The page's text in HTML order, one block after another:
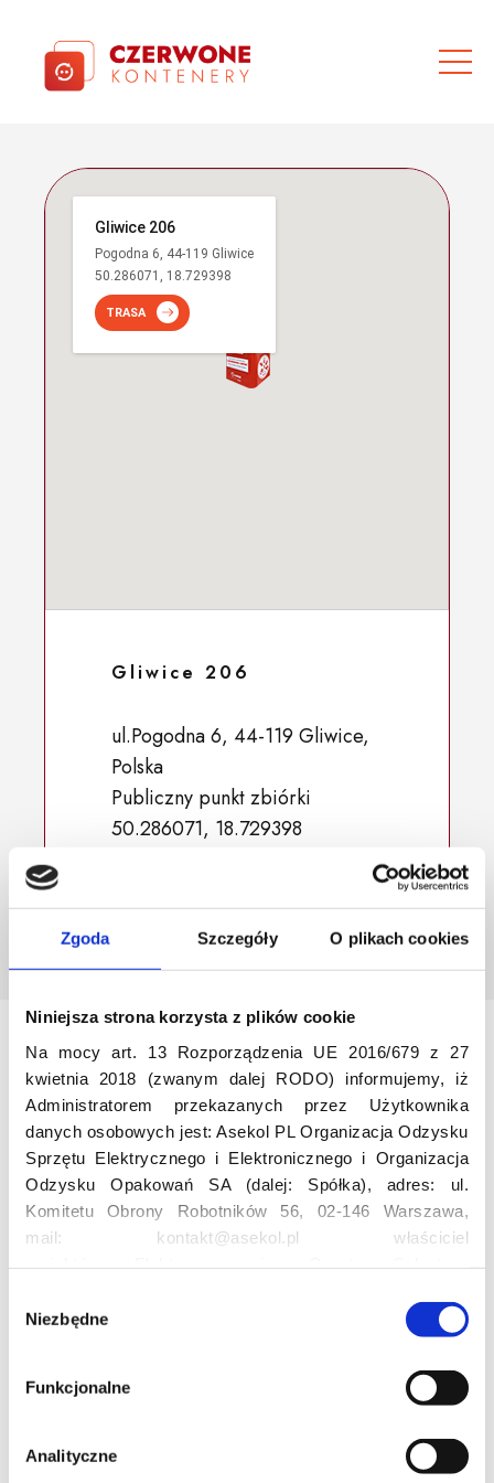
Zgoda Szczegóły O plikach cookies
Niniejsza strona korzysta z plików cookie
Na mocy art. 13 Rozporządzenia UE 2016/679 z 27
kwietnia 2018 (zwanym dalej RODO) informujemy, iż
Administratorem przekazanych przez Użytkownika
danych osobowych jest: Asekol PL Organizacja Odzysku
Sprzętu Elektrycznego i Elektronicznego i Organizacja
Odzysku Opakowań SA (dalej: Spółka), adres: ul.
Komitetu Obrony Robotników 56, 02-146 Warszawa,
mail: kontakt@asekol.pl właściciel
Asekolove. Administrator przetwarza następujące dane
osobowe Użytkowników: imię, nazwisko, adres e-mail,
numer telefonu, miasto, preferencje Użytkownika,
lokalizacja, obszar zainteresowania, dane przetwarzane
reklamowy Użytkownika, lokalizacja, identyfikator
urządzenia, data i godzina korzystania z serwisu, dane
Niezbędne
Funkcjonalne
Analityczne
Gliwice 206
Pogodna 6, 44-119 Gliwice
50.286071, 18.729398
TRASA
Gliwice 206
ul.Pogodna 6, 44-119 Gliwice,
Polska
Publiczny punkt zbiórki
50.286071, 18.729398
Odwiedź nas
Edukacja
Projekt edukacyjny F(RE)Ecykling – FREEducation
Profesjonalna i Bezpieczna Utylizacja Elektroodpadów